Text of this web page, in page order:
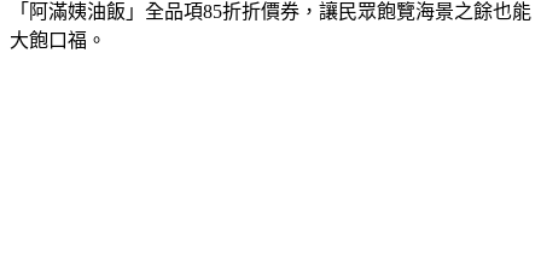
「阿滿姨油飯」全品項85折折價券，讓民眾飽覽海景之餘也能
大飽口福。